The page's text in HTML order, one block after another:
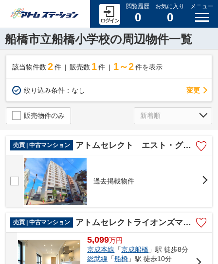
閲覧履歴
0
お気に入り
0
メニュー
船橋市立船橋小学校の周辺物件一覧
該当物件数 2件 販売数 1 件 1～2 件を表示
絞り込み条件： なし 変更
販売物件のみ
売買 | 中古マンション アトムセレクト エスト・グランディール船橋本町１３階
過去掲載物件
売買 | 中古マンション アトムセレクトライオンズマンション船橋本町通り 9階
5,099万円
京成本線 「京成船橋 」駅 徒歩8分
総武線 「船橋 」駅 徒歩10分